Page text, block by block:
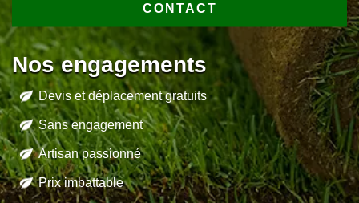
CONTACT
Nos engagements
Devis et déplacement gratuits
Sans engagement
Artisan passionné
Prix imbattable